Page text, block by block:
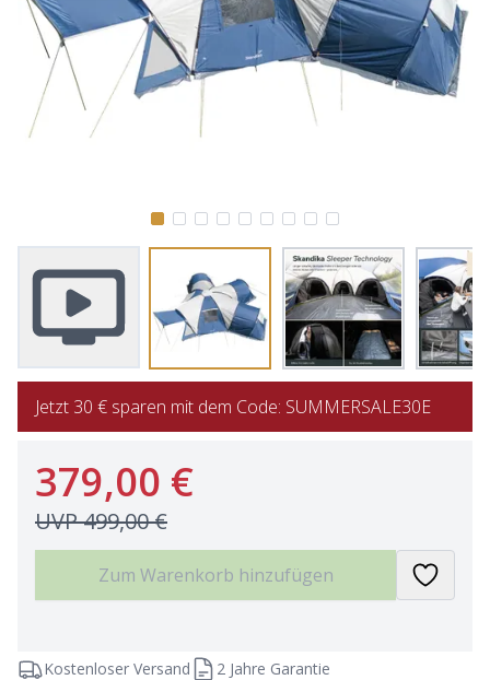
Jetzt 30 € sparen mit dem Code: SUMMERSALE30E
379,00 €
UVP499,00 €
Zum Warenkorb hinzufügen
Kostenloser Versand
2 Jahre Garantie